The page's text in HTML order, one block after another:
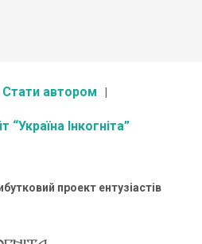
Стати автором
“Україна Інкогніта”
проект ентузіастів